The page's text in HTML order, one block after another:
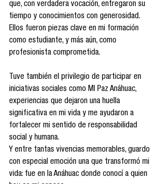
que, con verdadera vocación, entregaron su
tiempo y conocimientos con generosidad.
Ellos fueron piezas clave en mi formación
como estudiante, y más aún, como
profesionista comprometida.
Tuve también el privilegio de participar en
iniciativas sociales como MI Paz Anáhuac,
experiencias que dejaron una huella
significativa en mi vida y me ayudaron a
fortalecer mi sentido de responsabilidad
social y humana.
Y entre tantas vivencias memorables, guardo
con especial emoción una que transformó mi
vida: fue en la Anáhuac donde conocí a quien